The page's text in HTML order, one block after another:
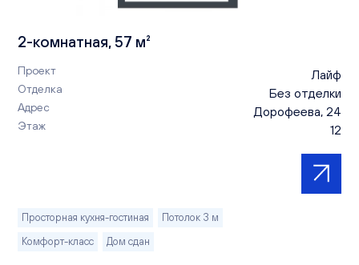
2-комнатная, 57 м²
Проект Лайф
Отделка Без отделки
Адрес Дорофеева, 24
Этаж 12
Просторная кухня-гостиная
Потолок 3 м
Комфорт-класс
Дом сдан